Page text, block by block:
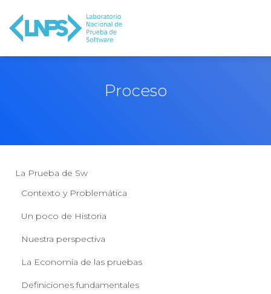
Proceso
La Prueba de Sw
Contexto y Problemática
Un poco de Historia
Nuestra perspectiva
La Economía de las pruebas
Definiciones fundamentales